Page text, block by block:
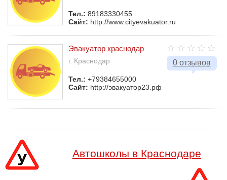
Тел.: 89183330455
Сайт: http://www.cityevakuator.ru
0 отзывов
Эвакуатор краснодар
г. Краснодар
Тел.: +79384655000
Сайт: http://эвакуатор23.рф
Автошколы в Краснодаре